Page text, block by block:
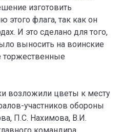
изготовить
этого флага, так как он
И это сделано для того,
выносить на воинские
торжественные
возложили цветы к месту
участников обороны
П.С. Нахимова, В.И.